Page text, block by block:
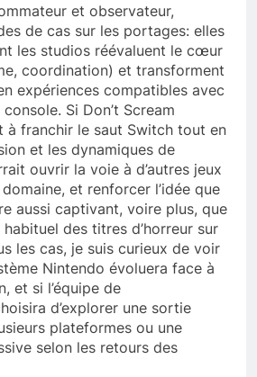
et observateur,
de cas sur les portages: elles
les studios réévaluent le cœur
coordination) et transforment
expériences compatibles avec
Si Don’t Scream
à franchir le saut Switch tout en
et les dynamiques de
ouvrir la voie à d’autres jeux
et renforcer l’idée que
aussi captivant, voire plus, que
des titres d’horreur sur
les cas, je suis curieux de voir
Nintendo évoluera face à
et si l’équipe de
d’explorer une sortie
plateformes ou une
selon les retours des